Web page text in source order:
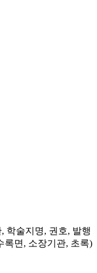
학술지명, 권호, 발행
록면, 소장기관, 초록)